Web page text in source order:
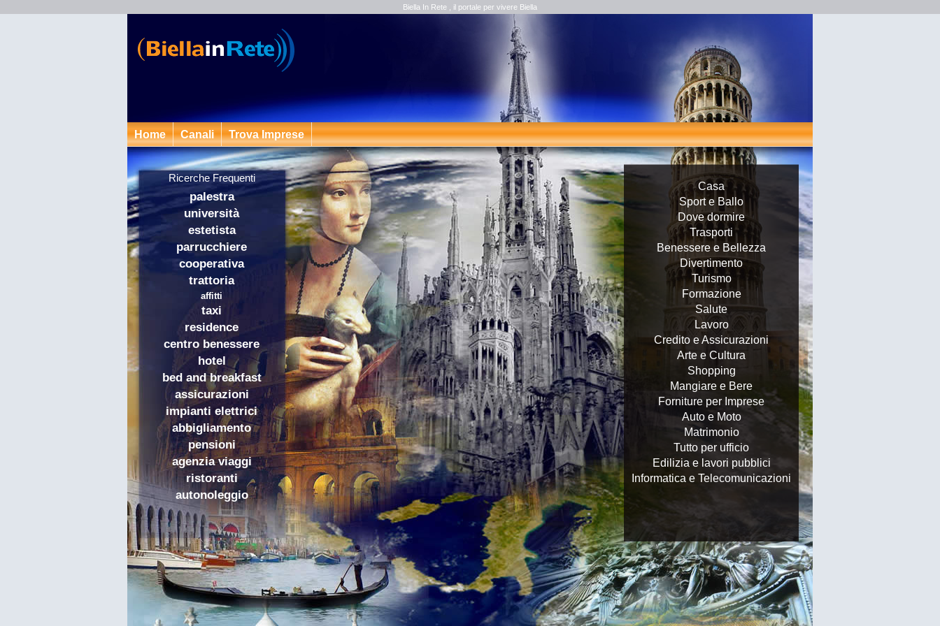
Biella In Rete , il portale per vivere Biella
Home Canali Trova Imprese
Ricerche Frequenti
palestra
università
estetista
parrucchiere
cooperativa
trattoria
affitti
taxi
residence
centro benessere
hotel
bed and breakfast
assicurazioni
impianti elettrici
abbigliamento
pensioni
agenzia viaggi
ristoranti
autonoleggio
Casa
Sport e Ballo
Dove dormire
Trasporti
Benessere e Bellezza
Divertimento
Turismo
Formazione
Salute
Lavoro
Credito e Assicurazioni
Arte e Cultura
Shopping
Mangiare e Bere
Forniture per Imprese
Auto e Moto
Matrimonio
Tutto per ufficio
Edilizia e lavori pubblici
Informatica e Telecomunicazioni